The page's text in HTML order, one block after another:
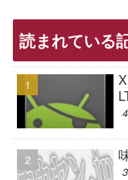
読まれている